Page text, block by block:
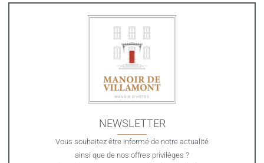
NEWSLETTER
Vous souhaitez être informé de notre actualité
ainsi que de nos offres privilèges ?